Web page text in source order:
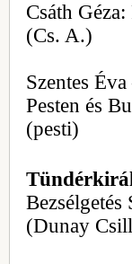
Csáth
(Cs. A.)
Szentes
Pesten és
(pesti)
(Dunay